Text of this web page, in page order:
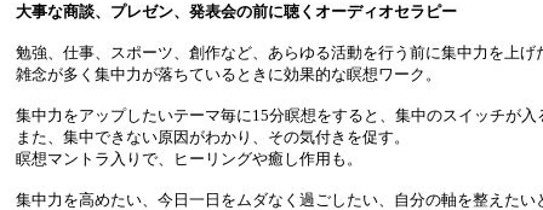
大事な商談、プレゼン、発表会の前に聴くオーディオセラピー
勉強、仕事、スポーツ、創作など、あらゆる活動を行う前に集中力を上げ
雑念が多く集中力が落ちているときに効果的な瞑想ワーク。
集中力をアップしたいテーマ毎に15分瞑想をすると、集中のスイッチが入
また、集中できない原因がわかり、その気付きを促す。
瞑想マントラ入りで、ヒーリングや癒し作用も。
集中力を高めたい、今日一日をムダなく過ごしたい、自分の軸を整えたい